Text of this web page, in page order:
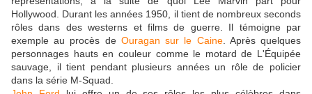
Hollywood. Durant les années 1950, il tient de nombreux seconds
rôles dans des westerns et films de guerre. Il témoigne par
exemple au procès de Ouragan sur le Caine. Après quelques
personnages hauts en couleur comme le motard de L'Équipée
sauvage, il tient pendant plusieurs années un rôle de policier
dans la série M-Squad.